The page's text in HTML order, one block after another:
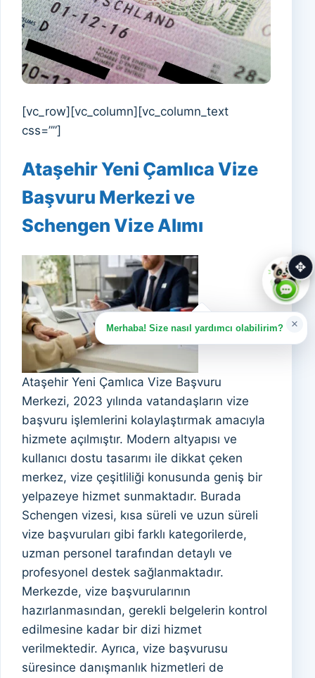
[vc_row][vc_column][vc_column_text
css=””]
Ataşehir Yeni Çamlıca Vize
Başvuru Merkezi ve
Schengen Vize Alımı
Ataşehir Yeni Çamlıca Vize Başvuru
Merkezi, 2023 yılında vatandaşların vize
başvuru işlemlerini kolaylaştırmak amacıyla
hizmete açılmıştır. Modern altyapısı ve
kullanıcı dostu tasarımı ile dikkat çeken
merkez, vize çeşitliliği konusunda geniş bir
yelpazeye hizmet sunmaktadır. Burada
Schengen vizesi, kısa süreli ve uzun süreli
vize başvuruları gibi farklı kategorilerde,
uzman personel tarafından detaylı ve
profesyonel destek sağlanmaktadır.
Merkezde, vize başvurularının
hazırlanmasından, gerekli belgelerin kontrol
edilmesine kadar bir dizi hizmet
verilmektedir. Ayrıca, vize başvurusu
süresince danışmanlık hizmetleri de
Merhaba! Size nasıl yardımcı olabilirim? ×
✥